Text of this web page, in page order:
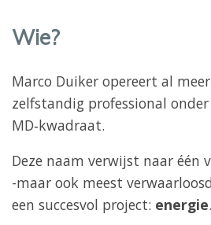
Wie?
Marco Duiker opereert al
zelfstandig professional
MD‑kwadraat.
Deze naam verwijst naar één
-maar ook meest
een succesvol project: energie.